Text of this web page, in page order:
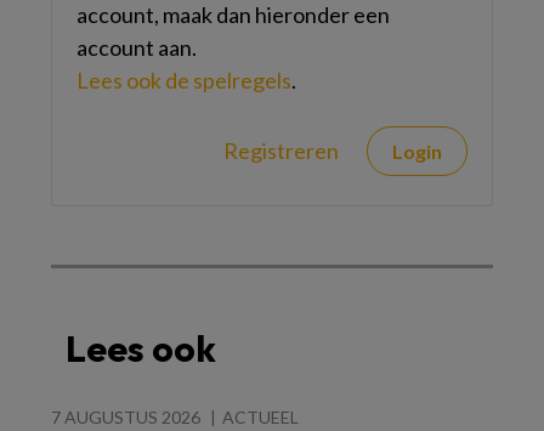
account, maak dan hieronder een
account aan.
Lees ook de spelregels.
Registreren Login
Lees ook
7 AUGUSTUS 2026 ACTUEEL